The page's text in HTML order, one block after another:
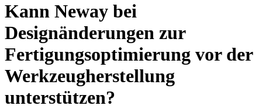
Kann Neway bei
Designänderungen zur
Fertigungsoptimierung vor der
Werkzeugherstellung
unterstützen?